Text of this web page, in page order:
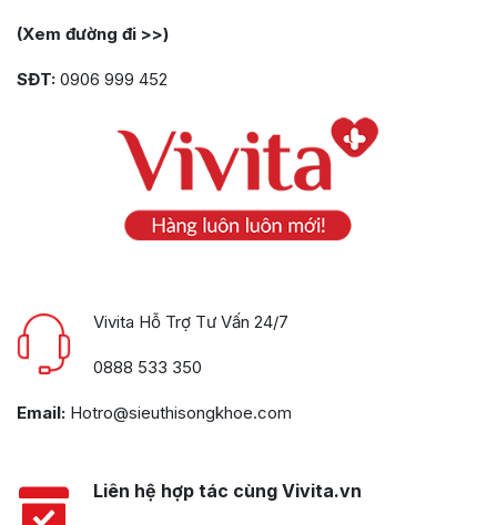
(Xem đường đi >>)
SĐT: 0906 999 452
Vivita Hỗ Trợ Tư Vấn 24/7
0888 533 350
Email: Hotro@sieuthisongkhoe.com
Liên hệ hợp tác cùng Vivita.vn